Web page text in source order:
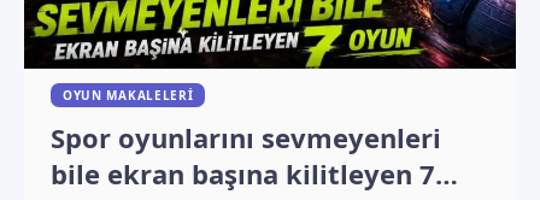
OYUN MAKALELERI
Spor oyunlarını sevmeyenleri
bile ekran başına kilitleyen 7